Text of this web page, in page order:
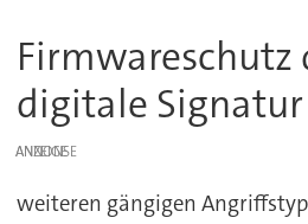
Firmwareschutz
digitale Signatur
ANZEIGE
weiteren gängigen